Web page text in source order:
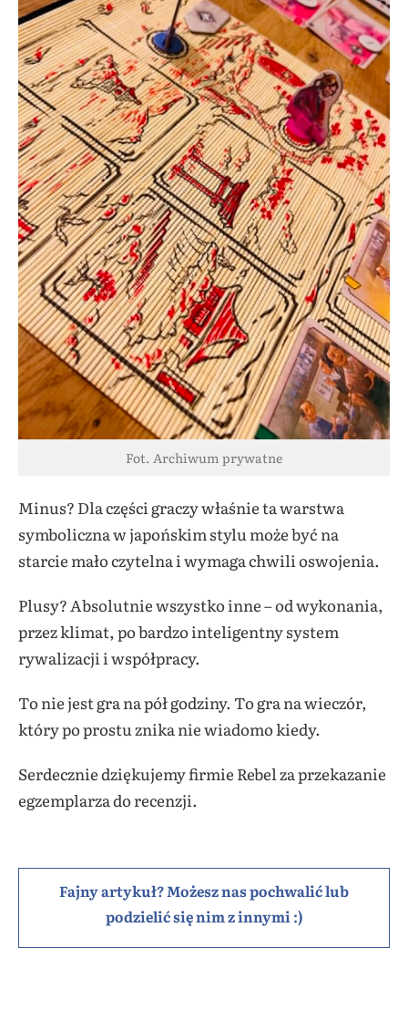
Fot. Archiwum prywatne
Minus? Dla części graczy właśnie ta warstwa
symboliczna w japońskim stylu może być na
starcie mało czytelna i wymaga chwili oswojenia.
Plusy? Absolutnie wszystko inne – od wykonania,
przez klimat, po bardzo inteligentny system
rywalizacji i współpracy.
To nie jest gra na pół godziny. To gra na wieczór,
który po prostu znika nie wiadomo kiedy.
Serdecznie dziękujemy firmie Rebel za przekazanie
egzemplarza do recenzji.
Fajny artykuł? Możesz nas pochwalić lub
podzielić się nim z innymi :)